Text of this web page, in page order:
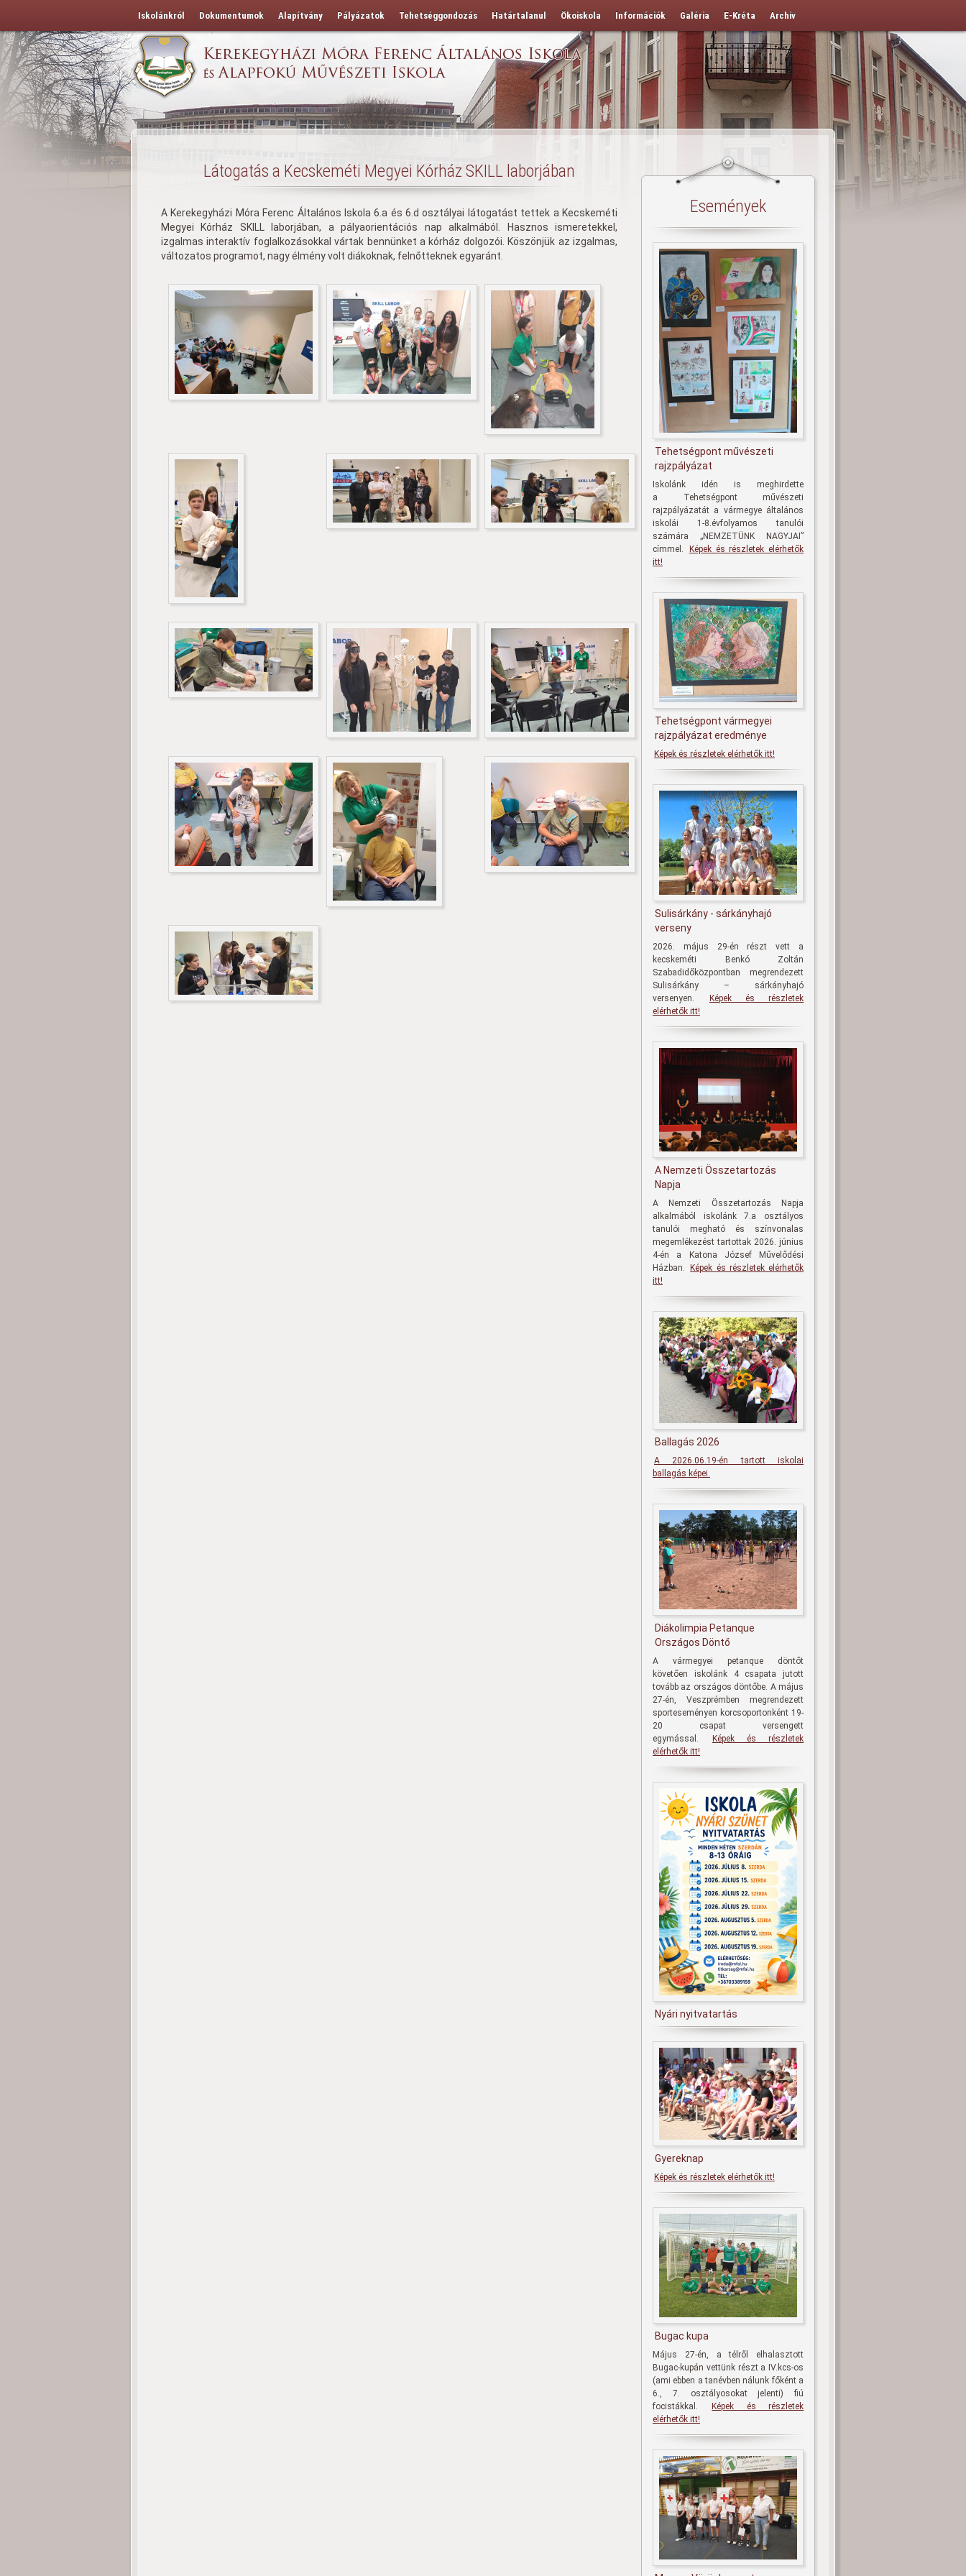
Iskolánkról Dokumentumok Alapítvány Pályázatok Tehetséggondozás Határtalanul Ökoiskola Információk Galéria E-Kréta Archiv
Látogatás a Kecskeméti Megyei Kórház SKILL laborjában
A Kerekegyházi Móra Ferenc Általános Iskola 6.a és 6.d osztályai látogatást tettek a Kecskeméti
Megyei Kórház SKILL laborjában, a pályaorientációs nap alkalmából. Hasznos ismeretekkel,
izgalmas interaktív foglalkozásokkal vártak bennünket a kórház dolgozói. Köszönjük az izgalmas,
változatos programot, nagy élmény volt diákoknak, felnőtteknek egyaránt.
Események
Tehetségpont művészeti
rajzpályázat
Iskolánk idén is meghirdette
a
Tehetségpont művészeti
rajzpályázatát a vármegye általános
iskolái 1-8.évfolyamos tanulói
számára „NEMZETÜNK NAGYJAI ”
címmel.
Képek és részletek elérhetők
itt!
Tehetségpont vármegyei
rajzpályázat eredménye
Képek és részletek elérhetők itt!
Sulisárkány - sárkányhajó
verseny
2026. május 29-én részt vett a
kecskeméti Benkó Zoltán
Szabadidőközpontban megrendezett
Sulisárkány – sárkányhajó
versenyen.
Képek és részletek
elérhetők itt!
A Nemzeti Összetartozás
Napja
A Nemzeti Összetartozás Napja
alkalmából iskolánk 7.a osztályos
tanulói megható és színvonalas
megemlékezést tartottak 2026. június
4-én a Katona József Művelődési
Házban.
Képek és részletek elérhetők
itt!
Ballagás 2026
A 2026.06.19-én tartott iskolai
ballagás képei.
Diákolimpia Petanque
Országos Döntő
A vármegyei petanque döntőt
követően iskolánk 4 csapata jutott
tovább az országos döntőbe. A május
27-én, Veszprémben megrendezett
sporteseményen korcsoportonként 19-
20 csapat versengett
egymással.
Képek és részletek
elérhetők itt!
Nyári nyitvatartás
Gyereknap
Képek és részletek elérhetők itt!
Bugac kupa
Május 27-én, a télről elhalasztott
Bugac-kupán vettünk részt a IV.kcs-os
(ami ebben a tanévben nálunk főként a
6., 7. osztályosokat jelenti) fiú
focistákkal.
Képek és részletek
elérhetők itt!